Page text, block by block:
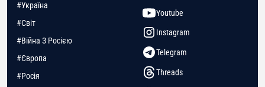
#Україна
#Світ
#Війна З Росією
#Європа
#Росія
Youtube
Instagram
Telegram
Threads